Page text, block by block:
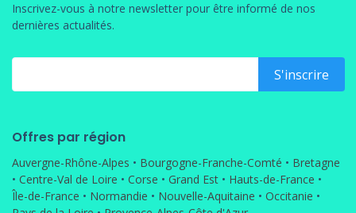
Inscrivez-vous à notre newsletter pour être informé de nos
dernières actualités.
Offres par région
Auvergne-Rhône-Alpes • Bourgogne-Franche-Comté • Bretagne
• Centre-Val de Loire • Corse • Grand Est • Hauts-de-France •
Île-de-France • Normandie • Nouvelle-Aquitaine • Occitanie •